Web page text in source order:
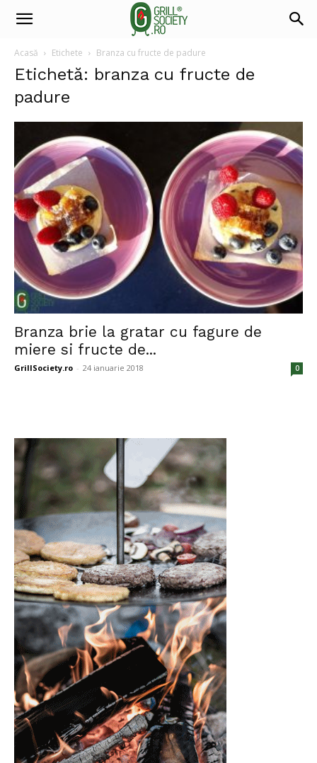
Acasă Etichete Branza cu fructe de padure
Etichetă: branza cu fructe de
padure
Branza brie la gratar cu fagure de
miere si fructe de...
GrillSociety.ro - 24 ianuarie 2018 0